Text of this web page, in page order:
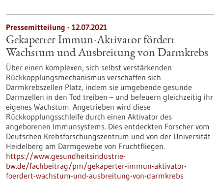
Pressemitteilung - 12.07.2021
Gekaperter Immun-Aktivator fördert
Wachstum und Ausbreitung von Darmkrebs
Über einen komplexen, sich selbst verstärkenden
Rückkopplungsmechanismus verschaffen sich
Darmkrebszellen Platz, indem sie umgebende gesunde
Darmzellen in den Tod treiben – und befeuern gleichzeitig ihr
eigenes Wachstum. Angetrieben wird diese
Rückkopplungsschleife durch einen Aktivator des
angeborenen Immunsystems. Dies entdeckten Forscher vom
Deutschen Krebsforschungszentrum und von der Universität
Heidelberg am Darmgewebe von Fruchtfliegen.
https://www.gesundheitsindustrie-
bw.de/fachbeitrag/pm/gekaperter-immun-aktivator-
foerdert-wachstum-und-ausbreitung-von-darmkrebs